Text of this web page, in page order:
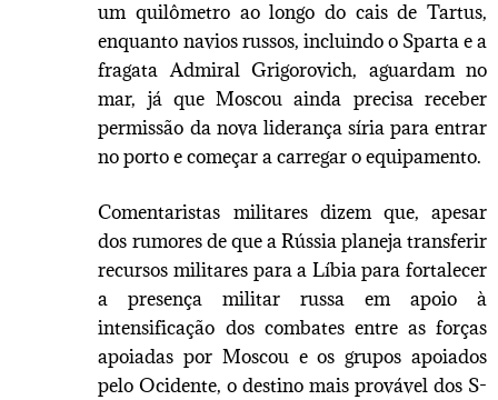
um quilômetro ao longo do cais de Tartus,
enquanto navios russos, incluindo o Sparta e a
fragata Admiral Grigorovich, aguardam no
mar, já que Moscou ainda precisa receber
permissão da nova liderança síria para entrar
no porto e começar a carregar o equipamento.
Comentaristas militares dizem que, apesar
dos rumores de que a Rússia planeja transferir
recursos militares para a Líbia para fortalecer
a presença militar russa em apoio à
intensificação dos combates entre as forças
apoiadas por Moscou e os grupos apoiados
pelo Ocidente, o destino mais provável dos S-